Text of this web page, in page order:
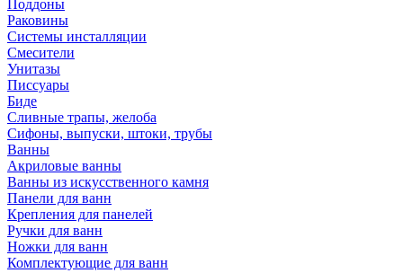
Поддоны
Раковины
Системы инсталляции
Смесители
Унитазы
Писсуары
Биде
Сливные трапы, желоба
Сифоны, выпуски, штоки, трубы
Ванны
Акриловые ванны
Ванны из искусственного камня
Панели для ванн
Крепления для панелей
Ручки для ванн
Ножки для ванн
Комплектующие для ванн